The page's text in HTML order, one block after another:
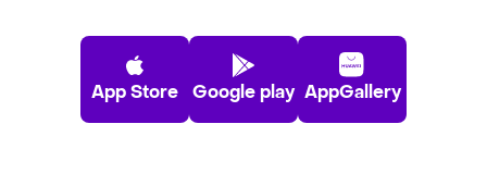
App Store Google play AppGallery